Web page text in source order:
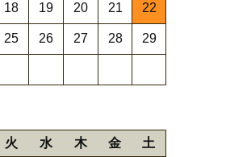
18 19 20 21 22
25 26 27 28 29
火 水 木 金 土